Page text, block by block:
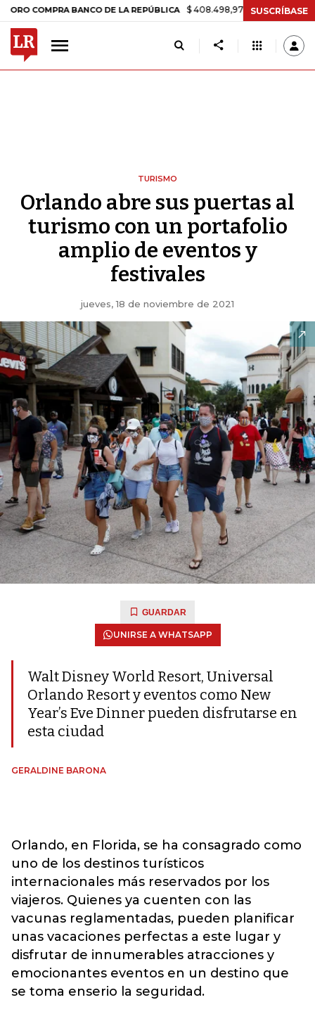
BANCO DE LA REPÚBLICA $ 408.498,97 +$ 8.753,81 +2,19%
SUSCRÍBASE
TURISMO
Orlando abre sus puertas al
turismo con un portafolio
amplio de eventos y
festivales
jueves, 18 de noviembre de 2021
GUARDAR
UNIRSE A WHATSAPP
Walt Disney World Resort, Universal
Orlando Resort y eventos como New
Year’s Eve Dinner pueden disfrutarse en
esta ciudad
GERALDINE BARONA
Orlando, en Florida, se ha consagrado como
uno de los destinos turísticos
internacionales más reservados por los
viajeros. Quienes ya cuenten con las
vacunas reglamentadas, pueden planificar
unas vacaciones perfectas a este lugar y
disfrutar de innumerables atracciones y
emocionantes eventos en un destino que
se toma enserio la seguridad.